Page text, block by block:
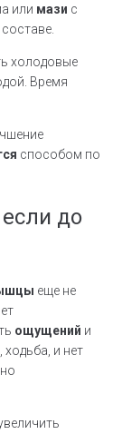
или мази с
холодовые
Время
способом по
до
еще не
ощущений и
ходьба, и нет